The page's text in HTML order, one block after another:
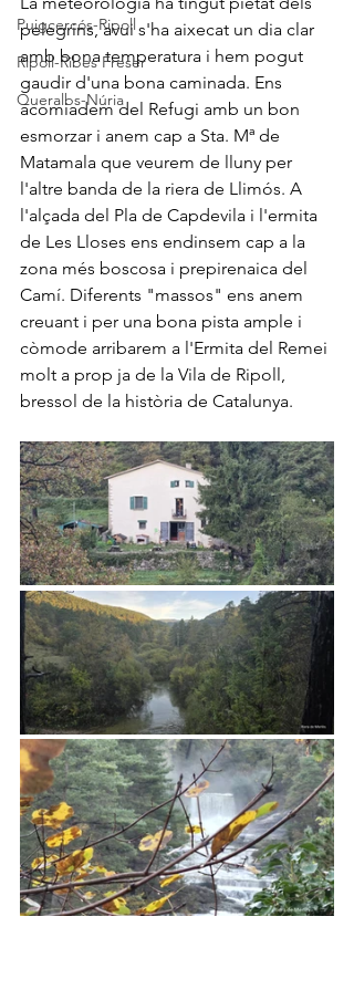
Puigcercós-Ripoll
Ripoll-Ribes Freser
Queralbs-Núria
pelegrins, avui s'ha aixecat un dia clar
amb bona temperatura i hem pogut
gaudir d'una bona caminada. Ens
acomiadem del Refugi amb un bon
esmorzar i anem cap a Sta. Mª de
Matamala que veurem de lluny per
l'altre banda de la riera de Llimós. A
l'alçada del Pla de Capdevila i l'ermita
de Les Lloses ens endinsem cap a la
zona més boscosa i prepirenaica del
Camí. Diferents "massos" ens anem
creuant i per una bona pista ample i
còmode arribarem a l'Ermita del Remei
molt a prop ja de la Vila de Ripoll,
bressol de la història de Catalunya.